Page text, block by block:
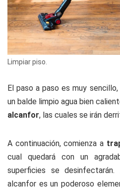
Limpiar piso.
El paso a paso es muy
un balde limpio agua bien
alcanfor, las cuales se irán
A continuación, comienza a
cual quedará con un
superficies se
alcanfor es un poderoso